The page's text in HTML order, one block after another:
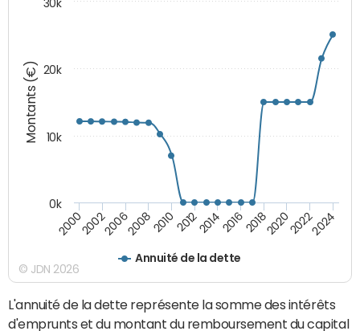
Montants (€)
Annuité de la dette
200020022006200820102012201420162018202020222024
0k
10k
20k
30k
© JDN 2026
L'annuité de la dette représente la somme des intérêts
d'emprunts et du montant du remboursement du capital